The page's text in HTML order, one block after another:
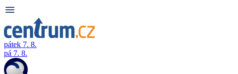
pátek 7. 8.
pá 7. 8.